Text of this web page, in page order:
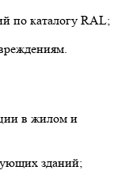
по каталогу RAL;
в жилом и
зданий;